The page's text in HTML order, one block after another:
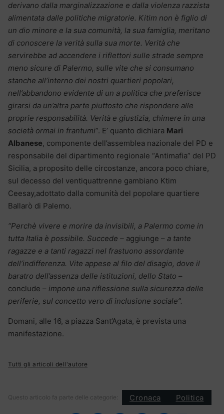
derivano dalla marginalizzazione e dalla violenza razzista
alimentata dalle politiche migratorie. Kitim non è figlio di
un dio minore e la sua comunità, la sua famiglia, meritano
di conoscere la verità sulla sua morte. Verità che
servirebbe ad accendere i riflettori sulle strade sempre
meno sicure di Palermo, sulle vite che si consumano
stanche all’interno dei nostri quartieri popolari,
nell’abbandono evidente di un a politica che preferisce
girarsi da un’altra parte piuttosto che rispondere alle
proprie responsabilità. Verità e giustizia, chimere in una
società ormai in frantumi”. E’ quanto dichiara Mari
Albanese, componente dell’assemblea nazionale del PD e
responsabile del dipartimento regionale “Antimafia” del PD
Sicilia, a proposito delle circostanze, ancora poco chiare,
sul decesso del ventiquattrenne gambiano Ktim
Ceesay,adottato dalla comunità del popolare quartiere
Ballarò di Palemo.
“Perchè vivere e morire da invisibili, a Palermo come in
tutta Italia è possibile. Succede – aggiunge – a tante
ragazze e a tanti ragazzi nel frastuono assordante
dell’indifferenza. Vite appese al filo del disagio, dove il
baratro dell’assenza delle istituzioni, dello Stato –
conclude – impone una riflessione sulla sicurezza delle
periferie, sul concetto vero di inclusione sociale”.
Domani, alle 16, a piazza Sant’Agata, è prevista una
manifestazione.
Tutti gli articoli dell'autore
Questo articolo fa parte delle categorie: Cronaca Politica